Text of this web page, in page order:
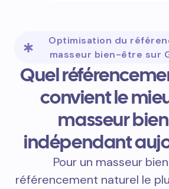
Optimisation du
masseur bien-être sur
Quel
convient le
masseur
indépendant
Pour un masseur
référencement naturel le